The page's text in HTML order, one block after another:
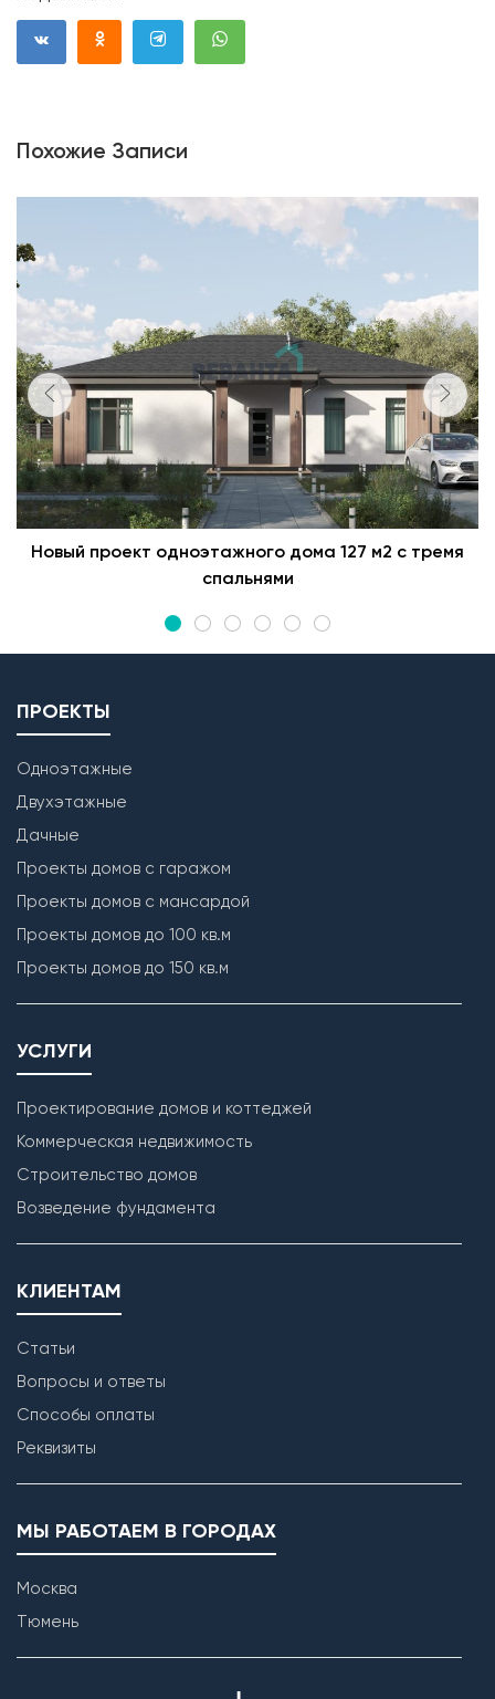
Похожие Записи
Новый проект одноэтажного дома 127 м2 с тремя
спальнями
ПРОЕКТЫ
Одноэтажные
Двухэтажные
Дачные
Проекты домов с гаражом
Проекты домов с мансардой
Проекты домов до 100 кв.м
Проекты домов до 150 кв.м
УСЛУГИ
Проектирование домов и коттеджей
Коммерческая недвижимость
Строительство домов
Возведение фундамента
КЛИЕНТАМ
Статьи
Вопросы и ответы
Способы оплаты
Реквизиты
МЫ РАБОТАЕМ В ГОРОДАХ
Москва
Тюмень